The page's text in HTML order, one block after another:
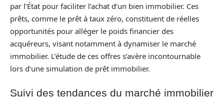
par l’État pour faciliter l’achat d’un bien immobilier. Ces
prêts, comme le prêt à taux zéro, constituent de réelles
opportunités pour alléger le poids financier des
acquéreurs, visant notamment à dynamiser le marché
immobilier. L’étude de ces offres s’avère incontournable
lors d’une simulation de prêt immobilier.
Suivi des tendances du marché immobilier